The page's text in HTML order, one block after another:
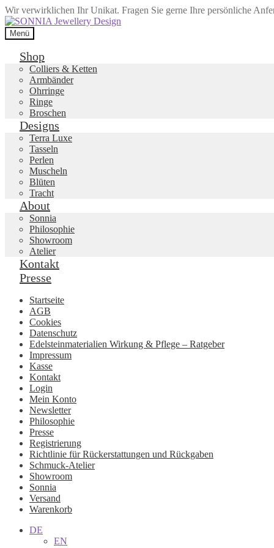
Wir verwirklichen Ihr Unikat. Fragen Sie gerne Ihre persönliche
Zur
Navigation
springen
Zum
Inhalt
springen
Menü
Shop
Colliers & Ketten
Armbänder
Ohrringe
Ringe
Broschen
Designs
Terra Luxe
Tasseln
Perlen
Muscheln
Blüten
Tracht
About
Sonnia
Philosophie
Showroom
Atelier
Kontakt
Presse
Startseite
AGB
Cookies
Datenschutz
Edelsteinmaterialien Wirkung & Pflege – Ratgeber
Impressum
Kasse
Kontakt
Login
Mein Konto
Newsletter
Philosophie
Presse
Registrierung
Richtlinie für Rückerstattungen und Rückgaben
Schmuck-Atelier
Showroom
Sonnia
Versand
Warenkorb
DE
EN